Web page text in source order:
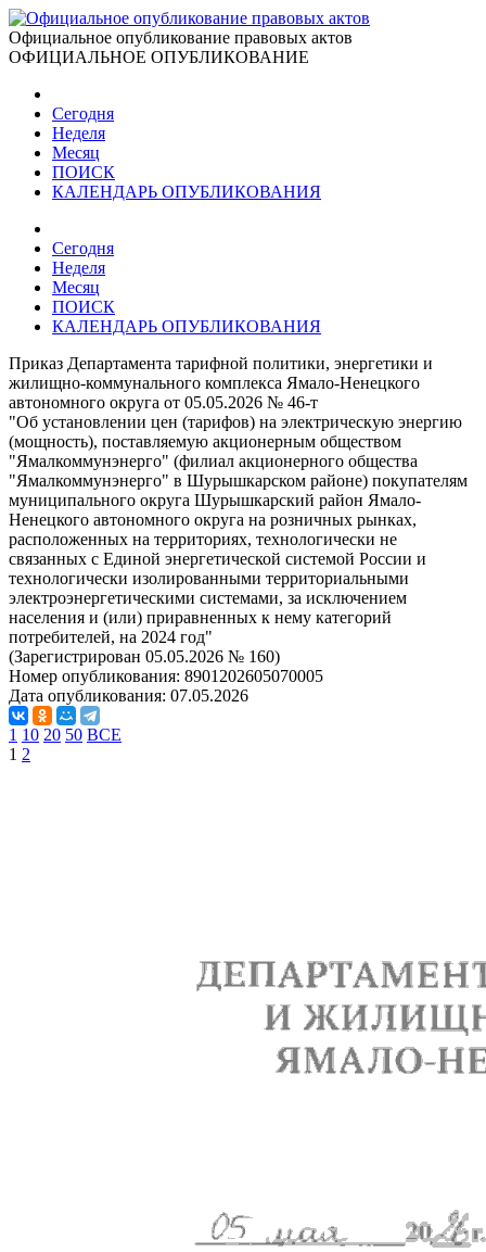
Официальное опубликование правовых актов
ОФИЦИАЛЬНОЕ ОПУБЛИКОВАНИЕ
Сегодня
Неделя
Месяц
ПОИСК
КАЛЕНДАРЬ ОПУБЛИКОВАНИЯ
Сегодня
Неделя
Месяц
ПОИСК
КАЛЕНДАРЬ ОПУБЛИКОВАНИЯ
Приказ Департамента тарифной политики, энергетики и
жилищно-коммунального комплекса Ямало-Ненецкого
автономного округа от 05.05.2026 № 46-т
"Об установлении цен (тарифов) на электрическую энергию
(мощность), поставляемую акционерным обществом
"Ямалкоммунэнерго" (филиал акционерного общества
"Ямалкоммунэнерго" в Шурышкарском районе) покупателям
муниципального округа Шурышкарский район Ямало-
Ненецкого автономного округа на розничных рынках,
расположенных на территориях, технологически не
связанных с Единой энергетической системой России и
технологически изолированными территориальными
электроэнергетическими системами, за исключением
населения и (или) приравненных к нему категорий
потребителей, на 2024 год"
(Зарегистрирован 05.05.2026 № 160)
Номер опубликования: 8901202605070005
Дата опубликования: 07.05.2026
1 10 20 50 ВСЕ
1 2